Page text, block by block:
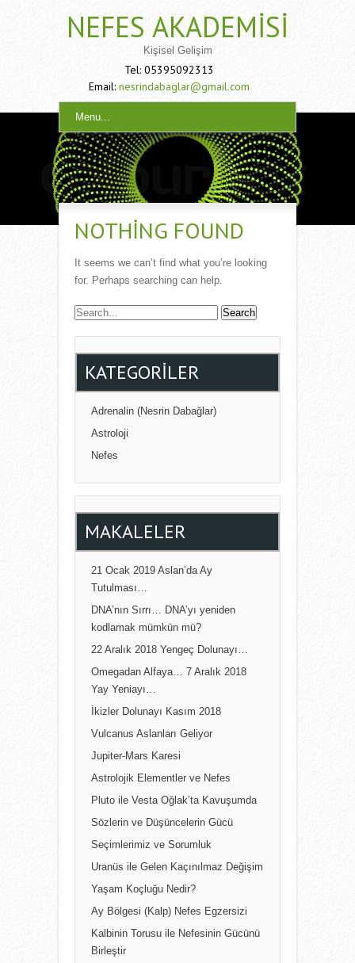
NEFES AKADEMISI
Kişisel Gelişim
Tel: 05395092313
Email: nesrindabaglar@gmail.com
Menu...
NOTHING FOUND
It seems we can’t find what you’re looking
for. Perhaps searching can help.
KATEGORILER
Adrenalin (Nesrin Dabağlar)
Astroloji
Nefes
MAKALELER
21 Ocak 2019 Aslan’da Ay
Tutulması…
DNA’nın Sırrı… DNA’yı yeniden
kodlamak mümkün mü?
22 Aralık 2018 Yengeç Dolunayı…
Omegadan Alfaya… 7 Aralık 2018
Yay Yeniayı…
İkizler Dolunayı Kasım 2018
Vulcanus Aslanları Geliyor
Jupiter-Mars Karesi
Astrolojik Elementler ve Nefes
Pluto ile Vesta Oğlak’ta Kavuşumda
Sözlerin ve Düşüncelerin Gücü
Seçimlerimiz ve Sorumluk
Uranüs ile Gelen Kaçınılmaz Değişim
Yaşam Koçluğu Nedir?
Ay Bölgesi (Kalp) Nefes Egzersizi
Kalbinin Torusu ile Nefesinin Gücünü
Birleştir